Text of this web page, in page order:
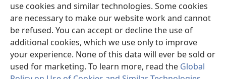
use cookies and similar technologies. Some cookies
are necessary to make our website work and cannot
be refused. You can accept or decline the use of
additional cookies, which we use only to improve
your experience. None of this data will ever be sold or
used for marketing. To learn more, read the Global
window)BIBLIOTEKA ONLINE Watchtower™
(opens
new
window)JW Hub ®
(opens
new
window)